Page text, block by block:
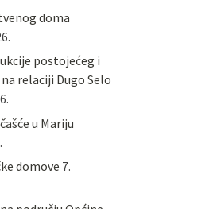
doma
postojećeg i
relaciji Dugo Selo
u Mariju
domove 7.